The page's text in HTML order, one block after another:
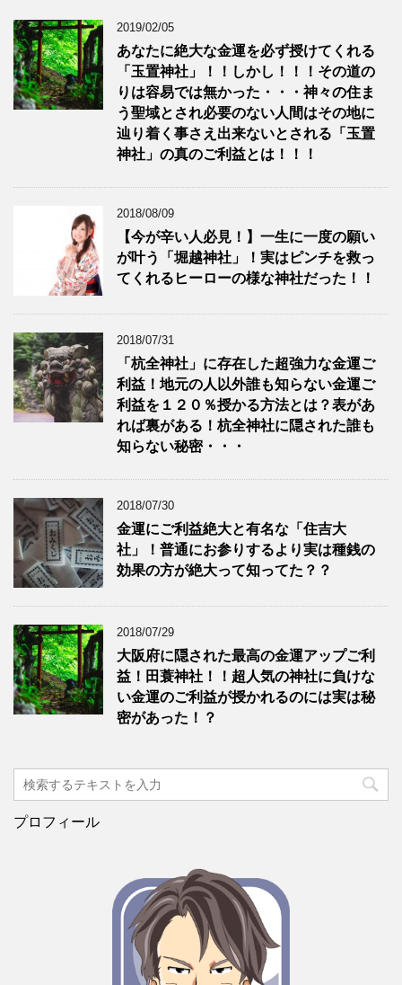
2019/02/05
あなたに絶大な金運を必ず授けてくれる
「玉置神社」！！しかし！！！その道の
りは容易では無かった・・・神々の住ま
う聖域とされ必要のない人間はその地に
辿り着く事さえ出来ないとされる「玉置
神社」の真のご利益とは！！！
2018/08/09
【今が辛い人必見！】一生に一度の願い
が叶う「堀越神社」！実はピンチを救っ
てくれるヒーローの様な神社だった！！
2018/07/31
「杭全神社」に存在した超強力な金運ご
利益！地元の人以外誰も知らない金運ご
利益を１２０％授かる方法とは？表があ
れば裏がある！杭全神社に隠された誰も
知らない秘密・・・
2018/07/30
金運にご利益絶大と有名な「住吉大
社」！普通にお参りするより実は種銭の
効果の方が絶大って知ってた？？
2018/07/29
大阪府に隠された最高の金運アップご利
益！田蓑神社！！超人気の神社に負けな
い金運のご利益が授かれるのには実は秘
密があった！？
プロフィール